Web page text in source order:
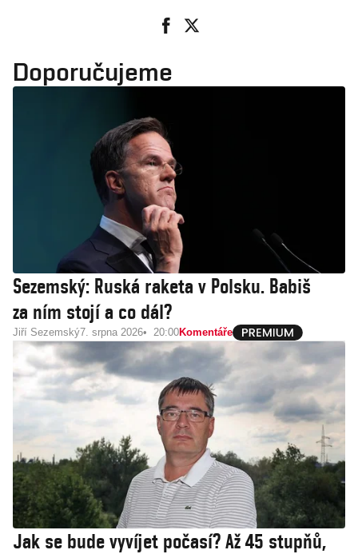
Doporučujeme
Sezemský: Ruská raketa v Polsku. Babiš
za ním stojí a co dál?
Jiří Sezemský7. srpna 2026 20:00Komentáře
Jak se bude vyvíjet počasí? Až 45 stupňů,